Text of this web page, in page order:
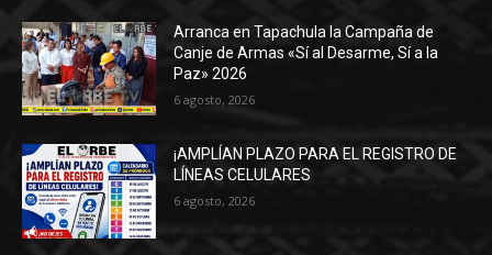
Arranca en Tapachula la Campaña de
Canje de Armas «Sí al Desarme, Sí a la
Paz» 2026
6 agosto, 2026
¡AMPLÍAN PLAZO PARA EL REGISTRO DE
LÍNEAS CELULARES
6 agosto, 2026